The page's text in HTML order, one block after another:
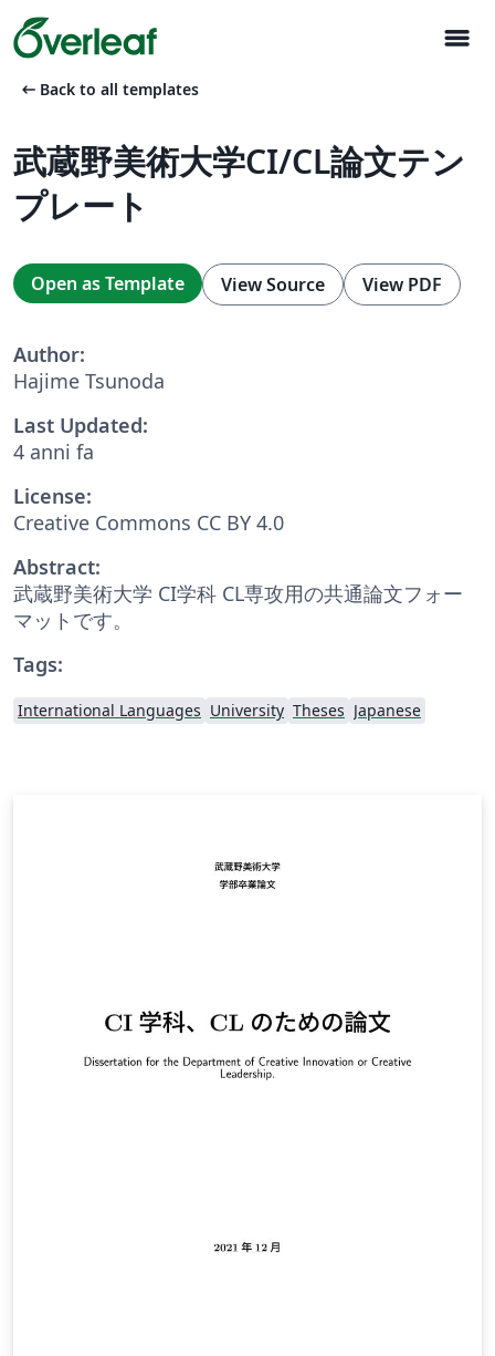
menu
arrow_left_alt Back to all templates
武蔵野美術大学CI/CL論文テン
プレート
Open as Template View Source View PDF
Author:
Hajime Tsunoda
Last Updated:
4 anni fa
License:
Creative Commons CC BY 4.0
Abstract:
武蔵野美術大学 CI学科 CL専攻用の共通論文フォー
マットです。
Tags:
International Languages University Theses Japanese